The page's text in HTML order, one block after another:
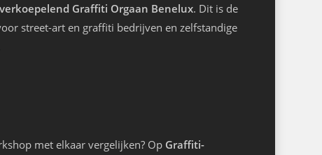
Graffiti Orgaan Benelux. Dit is de
street-art en graffiti bedrijven en zelfstandige
met elkaar vergelijken? Op Graffiti-